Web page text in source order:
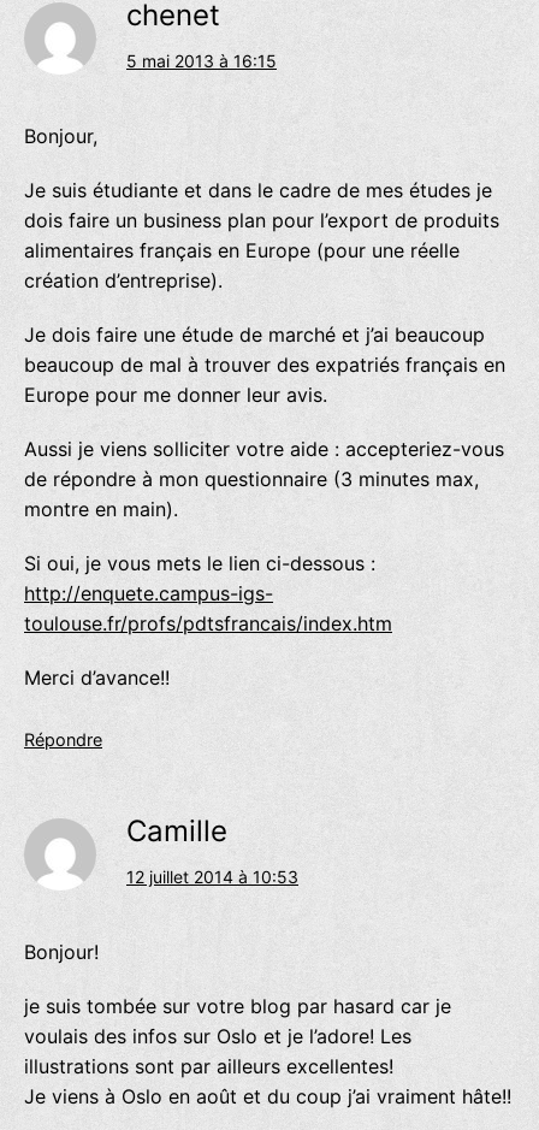
chenet
5 mai 2013 à 16:15
Bonjour,
Je suis étudiante et dans le cadre de mes études je
dois faire un business plan pour l’export de produits
alimentaires français en Europe (pour une réelle
création d’entreprise).
Je dois faire une étude de marché et j’ai beaucoup
beaucoup de mal à trouver des expatriés français en
Europe pour me donner leur avis.
Aussi je viens solliciter votre aide : accepteriez-vous
de répondre à mon questionnaire (3 minutes max,
montre en main).
Si oui, je vous mets le lien ci-dessous :
http://enquete.campus-igs-
toulouse.fr/profs/pdtsfrancais/index.htm
Merci d’avance!!
Répondre
Camille
12 juillet 2014 à 10:53
Bonjour!
je suis tombée sur votre blog par hasard car je
voulais des infos sur Oslo et je l’adore! Les
illustrations sont par ailleurs excellentes!
Je viens à Oslo en août et du coup j’ai vraiment hâte!!